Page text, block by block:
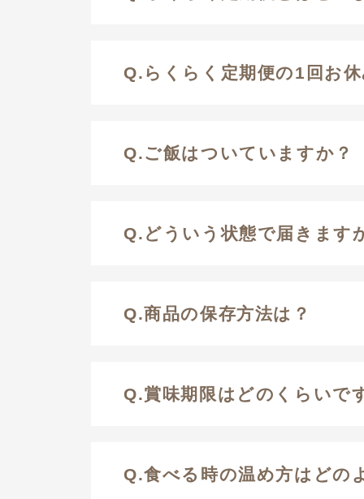
Q.らくらく定期便の1回お
Q.ご飯はついていますか？
Q.どういう状態で届きます
Q.商品の保存方法は？
Q.賞味期限はどのくらいで
Q.食べる時の温め方はどの